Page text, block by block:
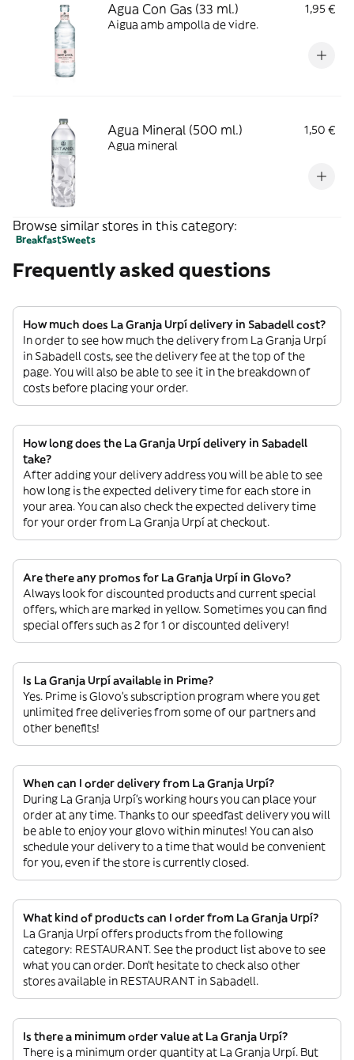
Agua Con Gas (33 ml.)
1,95 €
Aigua amb ampolla de vidre.
Agua Mineral (500 ml.)
1,50 €
Agua mineral
Browse similar stores in this category:
BreakfastSweets
Frequently asked questions
How much does La Granja Urpí delivery in Sabadell cost?
In order to see how much the delivery from La Granja Urpí
in Sabadell costs, see the delivery fee at the top of the
page. You will also be able to see it in the breakdown of
costs before placing your order.
How long does the La Granja Urpí delivery in Sabadell
take?
After adding your delivery address you will be able to see
how long is the expected delivery time for each store in
your area. You can also check the expected delivery time
for your order from La Granja Urpí at checkout.
Are there any promos for La Granja Urpí in Glovo?
Always look for discounted products and current special
offers, which are marked in yellow. Sometimes you can find
special offers such as 2 for 1 or discounted delivery!
Is La Granja Urpí available in Prime?
Yes. Prime is Glovo’s subscription program where you get
unlimited free deliveries from some of our partners and
other benefits!
When can I order delivery from La Granja Urpí?
During La Granja Urpí’s working hours you can place your
order at any time. Thanks to our speedfast delivery you will
be able to enjoy your glovo within minutes! You can also
schedule your delivery to a time that would be convenient
for you, even if the store is currently closed.
What kind of products can I order from La Granja Urpí?
La Granja Urpí offers products from the following
category: RESTAURANT. See the product list above to see
what you can order. Don’t hesitate to check also other
stores available in RESTAURANT in Sabadell.
Is there a minimum order value at La Granja Urpí?
There is a minimum order quantity at La Granja Urpí. But